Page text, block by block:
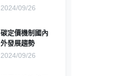
2024/09/26
碳定價機制國內
外發展趨勢
2024/09/26